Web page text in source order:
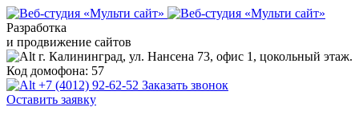
Разработка
и продвижение сайтов
г. Калининград, ул. Нансена 73, офис 1, цокольный этаж.
Код домофона: 57
+7 (4012) 92-62-52 Заказать звонок
Оставить заявку